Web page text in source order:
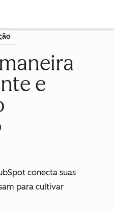
e
conecta suas
para cultivar